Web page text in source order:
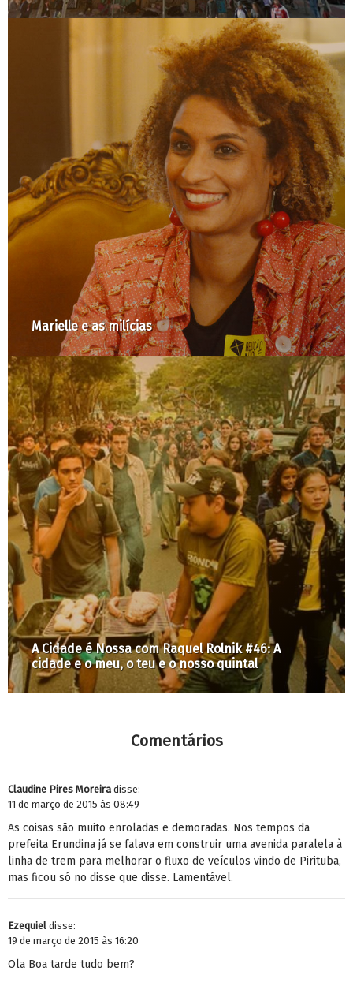
Rolnik #46: A
o nosso quintal
Pedale como Marina!
decisão política
O fim da suspensão da
remoções em São Paulo
Comentários
Claudine Pires Moreira disse:
11 de março de 2015 às 08:49
As coisas são muito enroladas e demoradas. Nos tempos da
prefeita Erundina já se falava em construir uma avenida paralela à
linha de trem para melhorar o fluxo de veículos vindo de Pirituba,
mas ficou só no disse que disse. Lamentável.
Ezequiel disse:
19 de março de 2015 às 16:20
Ola Boa tarde tudo bem?